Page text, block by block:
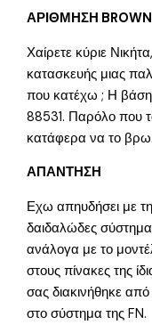
ΑΡΙΘΜΗΣΗ
Χαίρετε κύριε
κατασκευής μιας
που κατέχω ; Η βάση
88531. Παρόλο που
κατάφερα να το
ΑΠΑΝΤΗΣΗ
Εχω απηυδήσει με
δαιδαλώδες σύστημα
ανάλογα με το
στους πίνακες της
σας διακινήθηκε
στο σύστημα της FN.